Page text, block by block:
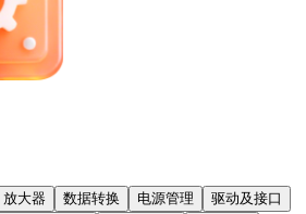
放大器 数据转换 电源管理
驱动及接口